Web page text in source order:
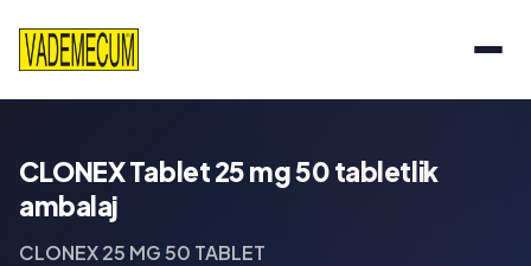
CLONEX Tablet 25 mg 50 tabletlik
ambalaj
CLONEX 25 MG 50 TABLET